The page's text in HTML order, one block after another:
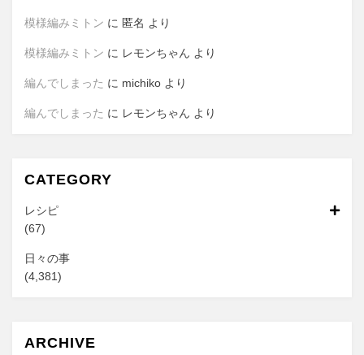
模様編みミトン に 匿名 より
模様編みミトン に レモンちゃん より
編んでしまった に michiko より
編んでしまった に レモンちゃん より
CATEGORY
レシピ
(67)
日々の事
(4,381)
ARCHIVE